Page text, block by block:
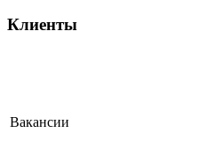
Клиенты
Вакансии